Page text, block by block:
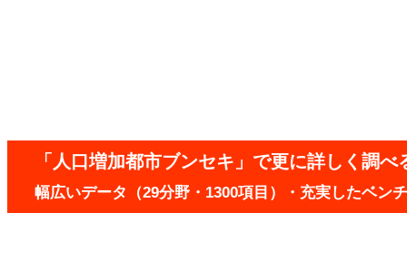
「人口増加都市ブンセキ」で更に詳しく調べ
幅広いデータ（29分野・1300項目）・充実したベン